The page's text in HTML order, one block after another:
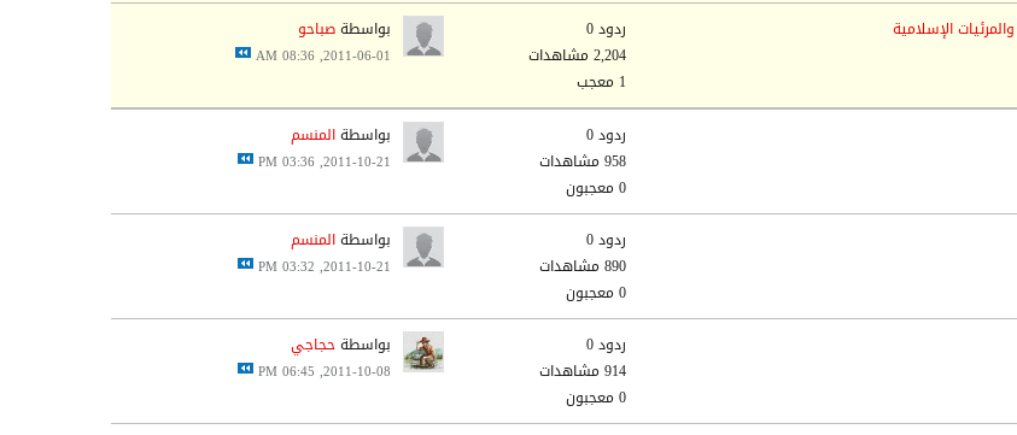
الإسلامية
ردود 0
2,204 مشاهدات
1 معجب
بواسطةصباحو
2011-06-01, 08:36 AM
ردود 0
958 مشاهدات
0 معجبون
بواسطةالمنسم
2011-10-21, 03:36 PM
ردود 0
890 مشاهدات
0 معجبون
بواسطةالمنسم
2011-10-21, 03:32 PM
ردود 0
914 مشاهدات
0 معجبون
بواسطةحجاجي
2011-10-08, 06:45 PM